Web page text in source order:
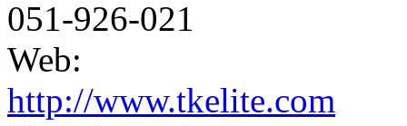
051-926-021
Web:
http://www.tkelite.com